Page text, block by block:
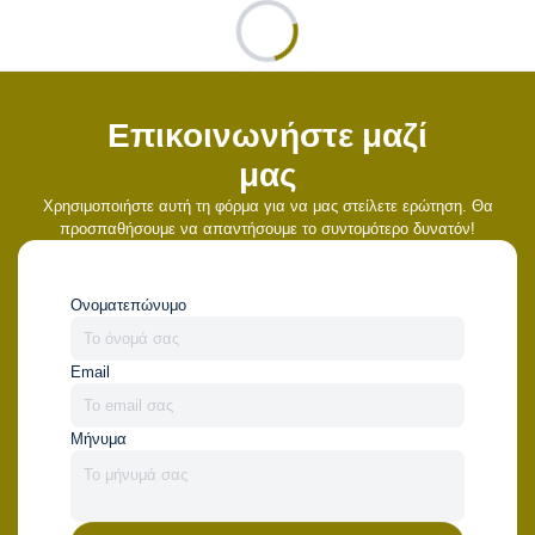
Επικοινωνήστε μαζί
μας
Χρησιμοποιήστε αυτή τη φόρμα για να μας στείλετε ερώτηση. Θα
προσπαθήσουμε να απαντήσουμε το συντομότερο δυνατόν!
Ονοματεπώνυμο
Email
Μήνυμα